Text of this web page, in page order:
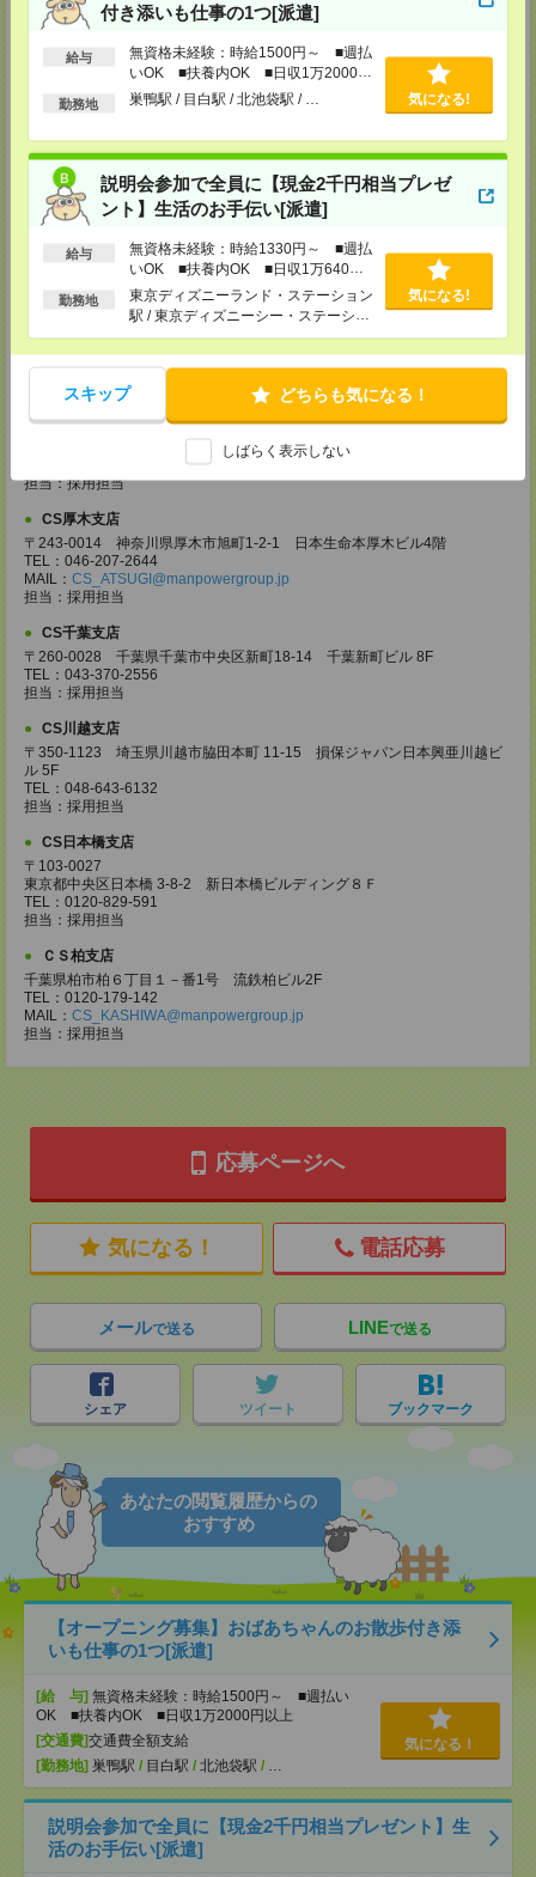
付き添いも仕事の1つ[派遣]
給与
無資格未経験：時給1500円～ ■週払
いOK ■扶養内OK ■日収1万2000円
以上
勤務地 巣鴨駅 / 目白駅 / 北池袋駅 / … 気になる!
説明会参加で全員に【現金2千円相当プレゼ
ント】生活のお手伝い[派遣]
給与
無資格未経験：時給1330円～ ■週払
いOK ■扶養内OK ■日収1万640円
以上
勤務地
東京ディズニーランド・ステーション
駅 / 東京ディズニーシー・ステーショ
ン駅 / リゾートゲートウェイ・ステー
ション駅 / …
気になる!
スキップ どちらも気になる！
しばらく表示しない
CS横浜支店
〒220-8136
神奈川県横浜市西区みなとみらい 2-2-1 横浜ランドマークタワー36F
TEL：0120-659-459
MAIL：CS_YOKOHAMA@manpowergroup.jp
CS大宮支店
〒330-0854 埼玉県さいたま市大宮区桜木町 1-10-16 シーノ大宮ノース
ウイング 9階
TEL：0120-769-355
CS_OMIYA@manpowergroup.jp
担当：採用担当
CS高崎支店
〒370-0831 群馬県高崎市あら町167 高崎第一生命ビルディング11Ｆ
TEL：027-320-6558
MAIL：CS_TAKASAKI@manpowergroup.jp
担当：採用担当
CS宇都宮支店
〒321-0953 栃木県宇都宮市東宿郷3-2-18 高知穂ビル2Ｆ
CS_UTSUNOMIYA@manpowergroup.jp
担当：採用担当
CS厚木支店
〒243-0014 神奈川県厚木市旭町1-2-1 日本生命本厚木ビル4階
TEL：046-207-2644
MAIL： CS_ATSUGI@manpowergroup.jp
担当：採用担当
CS千葉支店
〒260-0028 千葉県千葉市中央区新町18-14 千葉新町ビル 8F
TEL：043-370-2556
担当：採用担当
CS川越支店
〒350-1123 埼玉県川越市脇田本町 11-15 損保ジャパン日本興亜川越ビ
ル 5F
TEL：048-643-6132
担当：採用担当
CS日本橋支店
〒103-0027
東京都中央区日本橋 3-8-2 新日本橋ビルディング８Ｆ
TEL：0120-829-591
担当：採用担当
ＣＳ柏支店
千葉県柏市柏６丁目１－番1号 流鉄柏ビル2F
TEL：0120-179-142
MAIL： CS_KASHIWA@manpowergroup.jp
担当：採用担当
応募ページへ
気になる！ 電話応募
メールで送る LINEで送る
シェア ツイート ブックマーク
あなたの閲覧履歴からの
おすすめ
【オープニング募集】おばあちゃんのお散歩付き添
いも仕事の1つ[派遣]
[給 与] 無資格未経験：時給1500円～ ■週払い
OK ■扶養内OK ■日収1万2000円以上
[交通費]交通費全額支給
[勤務地] 巣鴨駅 / 目白駅 / 北池袋駅 / …
気になる！
説明会参加で全員に【現金2千円相当プレゼント】生
活のお手伝い[派遣]